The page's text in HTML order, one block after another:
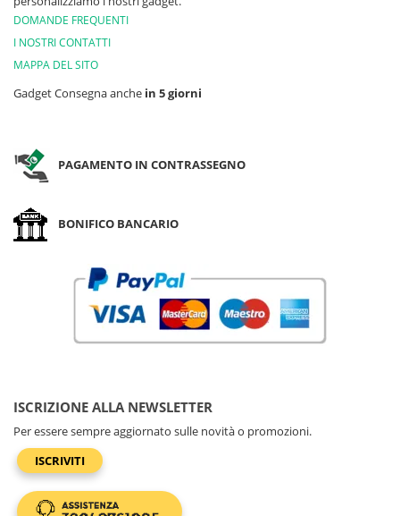
DOMANDE FREQUENTI
I NOSTRI CONTATTI
MAPPA DEL SITO
Gadget Consegna anche in 5 giorni
PAGAMENTO IN CONTRASSEGNO
BONIFICO BANCARIO
ISCRIZIONE ALLA NEWSLETTER
Per essere sempre aggiornato sulle novità o promozioni.
ISCRIVITI